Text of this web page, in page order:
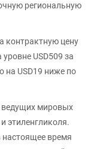
региональную
контрактную цену
USD509 за
на USD19 ниже по
ведущих мировых
этиленгликоля.
настоящее время